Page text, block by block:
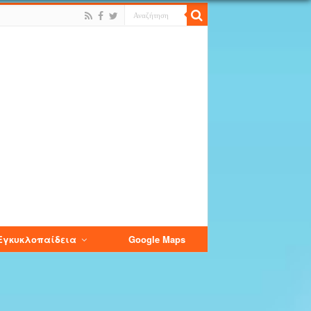
Google Maps